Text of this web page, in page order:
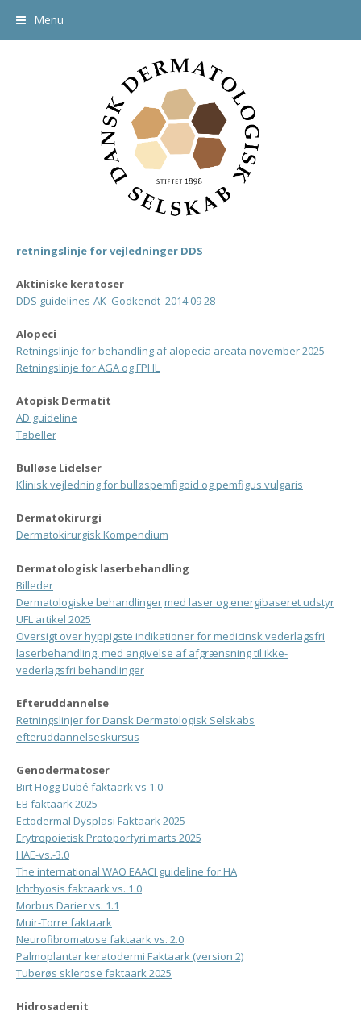
Menu
retningslinje for vejledninger DDS
Aktiniske keratoser
DDS guidelines-AK_Godkendt_2014 09 28
Alopeci
Retningslinje for behandling af alopecia areata november 2025
Retningslinje for AGA og FPHL
Atopisk Dermatit
AD guideline
Tabeller
Bulløse Lidelser
Klinisk vejledning forbulløspemfigoid og pemfigus vulgaris
Dermatokirurgi
Dermatokirurgisk Kompendium
Dermatologisk laserbehandling
Billeder
Dermatologiske behandlingermed laser og energibaseret udstyr
UFL artikel 2025
Oversigt over hyppigste indikationer for medicinsk vederlagsfri
laserbehandling, med angivelse af afgrænsning til ikke-
vederlagsfri behandlinger
Efteruddannelse
Retningslinjer for Dansk Dermatologisk Selskabs
efteruddannelseskursus
Genodermatoser
Birt Hogg Dubé faktaark vs 1.0
EB faktaark 2025
Ectodermal Dysplasi Faktaark 2025
Erytropoietisk Protoporfyri marts 2025
HAE-vs.-3.0
The international WAO EAACI guideline for HA
Ichthyosis faktaark vs. 1.0
Morbus Darier vs. 1.1
Muir-Torre faktaark
Neurofibromatose faktaark vs. 2.0
Palmoplantar keratodermi Faktaark (version 2)
Tuberøs sklerose faktaark 2025
Hidrosadenit